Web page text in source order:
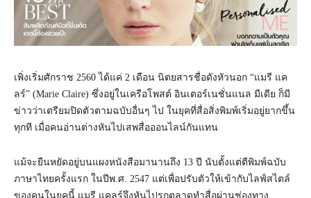
เพิ่งเริ่มศักราช 2560 ได้แค่ 2 เดือน นิตยสารชื่อดังหัวนอก “แมรี แค
ลร์” (Marie Claire) ซึ่งอยู่ในเครือโพสต์ อินเตอร์เนชั่นแนล มีเดีย ก็มี
ข่าวว่าเตรียมปิดตัวตามฉบับอื่นๆ ไป ในยุคที่สื่อสิ่งพิมพ์เริ่มอยู่ยากขึ้น
ทุกที เมื่อคนอ่านต่างหันไปเสพสื่อออนไลน์กันแทน
แม้จะยืนหยัดอยู่บนแผงหนังสือมานานถึง 13 ปี นับตั้งแต่ตีพิมพ์ฉบับ
ภาษาไทยครั้งแรก ในปีพ.ศ. 2547 แต่เพื่อปรับตัวให้เข้ากับไลฟ์สไตล์
ของคนในยุคนี้ แมรี แคลร์จึงหันไปรุกตลาดทำสื่อผ่านช่องทาง